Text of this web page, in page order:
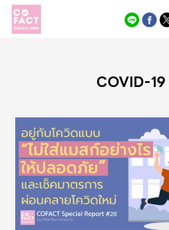
Cofact
COVID-19